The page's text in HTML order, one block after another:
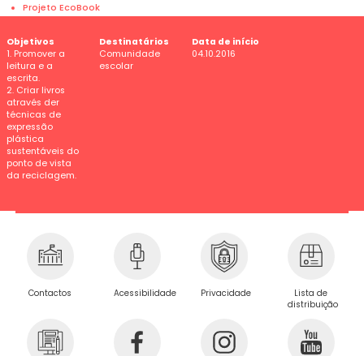
Projeto EcoBook
Objetivos
1. Promover a
leitura e a
escrita.
2. Criar livros
através der
técnicas de
expressão
plástica
sustentáveis do
ponto de vista
da reciclagem.
Destinatários
Comunidade
escolar
Data de início
04.10.2016
Contactos Acessibilidade Privacidade
Lista de
distribuição